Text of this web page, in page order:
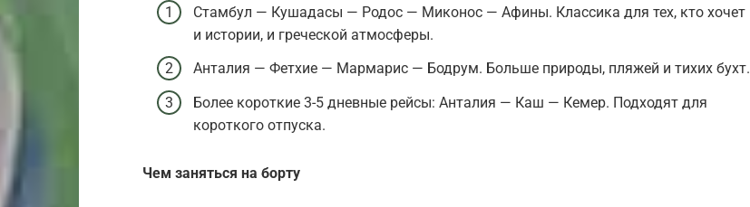
Стамбул — Кушадасы — Родос — Миконос — Афины. Классика для тех, кто хочет
и истории, и греческой атмосферы.
Анталия — Фетхие — Мармарис — Бодрум. Больше природы, пляжей и тихих бухт.
Более короткие 3-5 дневные рейсы: Анталия — Каш — Кемер. Подходят для
короткого отпуска.
Чем заняться на борту